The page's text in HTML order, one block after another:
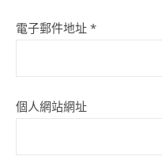
電子郵件地址 *
個人網站網址